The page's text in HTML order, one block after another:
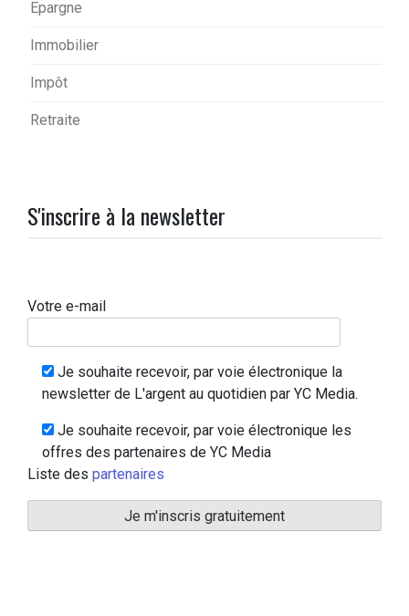
Epargne
Immobilier
Impôt
Retraite
S'inscrire à la newsletter
Votre e-mail
Je souhaite recevoir, par voie électronique la
newsletter de L'argent au quotidien par YC Media.
Je souhaite recevoir, par voie électronique les
offres des partenaires de YC Media
Liste des partenaires